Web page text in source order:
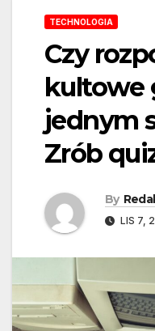
TECHNOLOGIA
Czy
kultowe
jednym
Zrób
By
LIS 7,